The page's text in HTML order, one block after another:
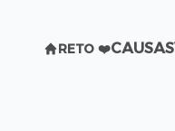
RETO ❤️CAUSAS